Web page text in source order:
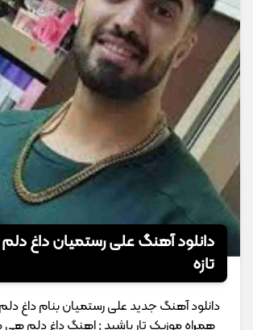
دانلود آهنگ علی رستمیان داغ
تازه
دانلود آهنگ جدید علی رستمیان بنام داغ
همراه موزیک تار باشید ; اهنگ داغ دلم هی